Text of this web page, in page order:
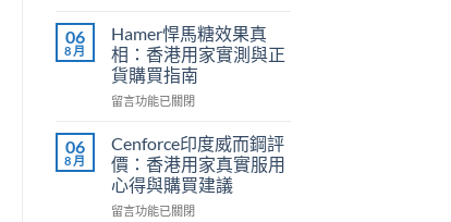
2026
｜
香
港
5
熱
門
男
士
保
利
士
副
作
用
哪
些？
Cialis
常
見
06
8 月
Hamer悍馬糖效果真
相：香港用家實測與正
貨購買指南
在
悍
馬
糖
效
果
留言功能已關閉
06
8 月
Cenforce印度威而鋼評
價：香港用家真實服用
心得與購買建議
在
留言功能已關閉